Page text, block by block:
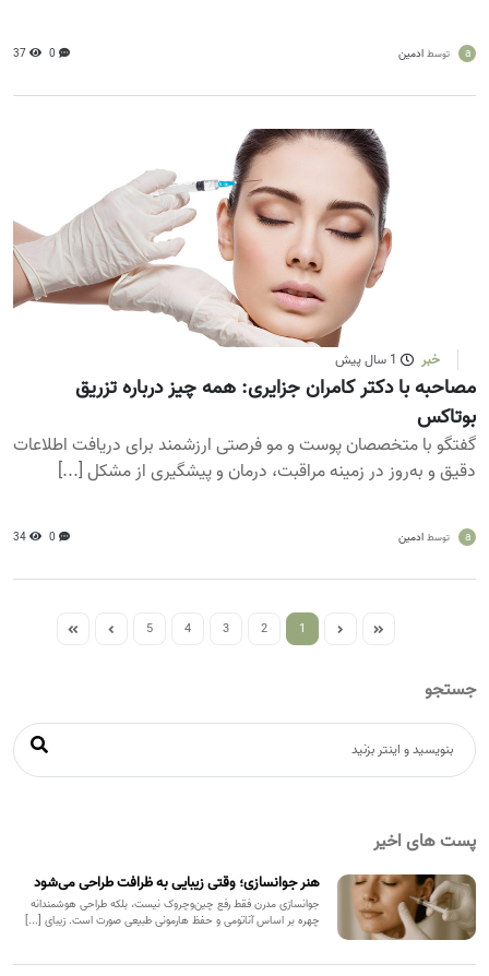
a توسط ادمین 0
37
خبر 1 سال پیش
مصاحبه با دکتر کامران جزایری: همه چیز درباره تزریق
بوتاکس
گفتگو با متخصصان پوست و مو فرصتی ارزشمند برای دریافت اطلاعات
دقیق و به‌روز در زمینه مراقبت، درمان و پیشگیری از مشکل [...]
a توسط ادمین 0
34
1
2
3
4
5
جستجو
پست های اخیر
هنر جوانسازی؛ وقتی زیبایی به ظرافت طراحی می‌شود
جوانسازی مدرن فقط رفع چین‌وچروک نیست، بلکه طراحی هوشمندانه
چهره بر اساس آناتومی و حفظ هارمونی طبیعی صورت است. زیبای [...]